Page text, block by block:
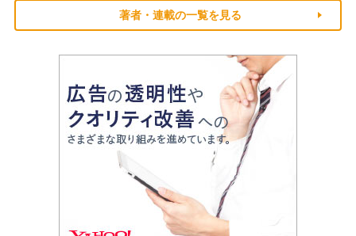
著者・連載の一覧を見る